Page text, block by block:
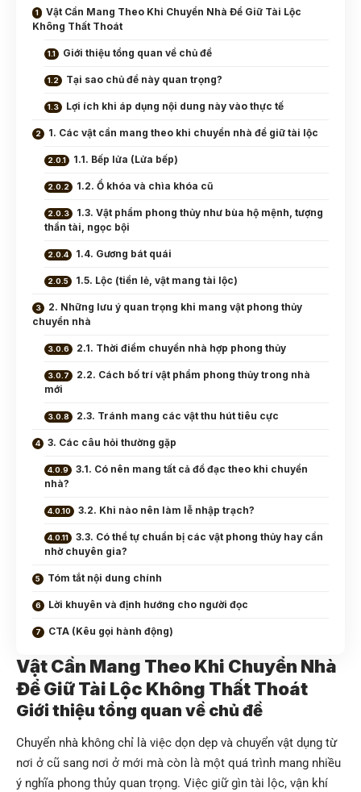
Vật Cần Mang Theo Khi Chuyển Nhà Để Giữ Tài Lộc
Không Thất Thoát
Giới thiệu tổng quan về chủ đề
Tại sao chủ đề này quan trọng?
Lợi ích khi áp dụng nội dung này vào thực tế
1. Các vật cần mang theo khi chuyển nhà để giữ tài lộc
1.1. Bếp lửa (Lửa bếp)
1.2. Ổ khóa và chìa khóa cũ
1.3. Vật phẩm phong thủy như bùa hộ mệnh, tượng
thần tài, ngọc bội
1.4. Gương bát quái
1.5. Lộc (tiền lẻ, vật mang tài lộc)
2. Những lưu ý quan trọng khi mang vật phong thủy
chuyển nhà
2.1. Thời điểm chuyển nhà hợp phong thủy
2.2. Cách bố trí vật phẩm phong thủy trong nhà
mới
2.3. Tránh mang các vật thu hút tiêu cực
3. Các câu hỏi thường gặp
3.1. Có nên mang tất cả đồ đạc theo khi chuyển
nhà?
3.2. Khi nào nên làm lễ nhập trạch?
3.3. Có thể tự chuẩn bị các vật phong thủy hay cần
nhờ chuyên gia?
Tóm tắt nội dung chính
Lời khuyên và định hướng cho người đọc
CTA (Kêu gọi hành động)
Vật Cần Mang Theo Khi Chuyển Nhà
Để Giữ Tài Lộc Không Thất Thoát
Giới thiệu tổng quan về chủ đề
Chuyển nhà không chỉ là việc dọn dẹp và chuyển vật dụng từ
nơi ở cũ sang nơi ở mới mà còn là một quá trình mang nhiều
ý nghĩa phong thủy quan trọng. Việc giữ gìn tài lộc, vận khí